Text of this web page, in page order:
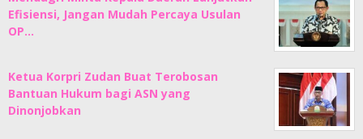
Efisiensi, Jangan Mudah Percaya Usulan
OP…
Ketua Korpri Zudan Buat Terobosan
Bantuan Hukum bagi ASN yang
Dinonjobkan